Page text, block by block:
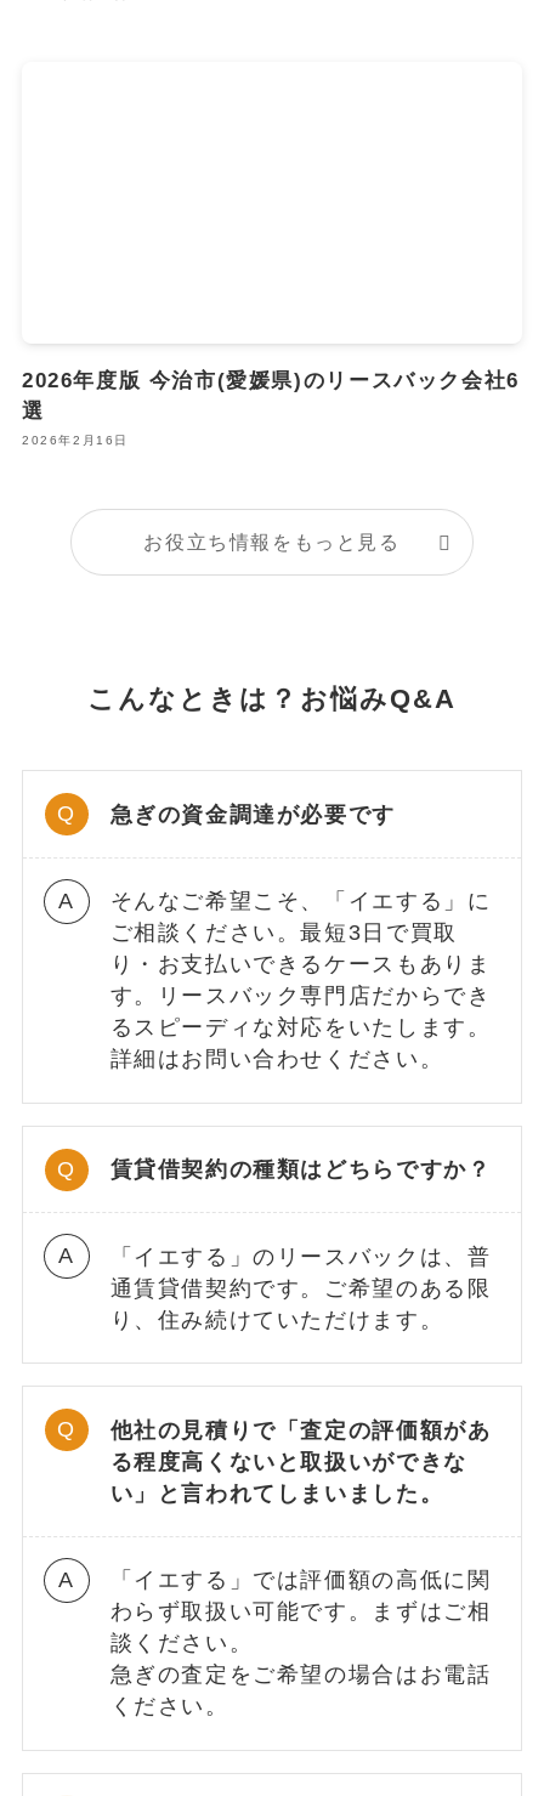
2026年度版 今治市(愛媛県)のリースバック会社6
選
2026年2月16日
お役立ち情報をもっと見る
こんなときは？お悩みQ&A
急ぎの資金調達が必要です
そんなご希望こそ、「イエする」に
ご相談ください。最短3日で買取
り・お支払いできるケースもありま
す。リースバック専門店だからでき
るスピーディな対応をいたします。
詳細はお問い合わせください。
賃貸借契約の種類はどちらですか？
「イエする」のリースバックは、普
通賃貸借契約です。ご希望のある限
り、住み続けていただけます。
他社の見積りで「査定の評価額があ
る程度高くないと取扱いができな
い」と言われてしまいました。
「イエする」では評価額の高低に関
わらず取扱い可能です。まずはご相
談ください。
急ぎの査定をご希望の場合はお電話
ください。